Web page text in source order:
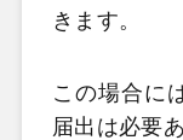
きます。
この場合に
届出は必要